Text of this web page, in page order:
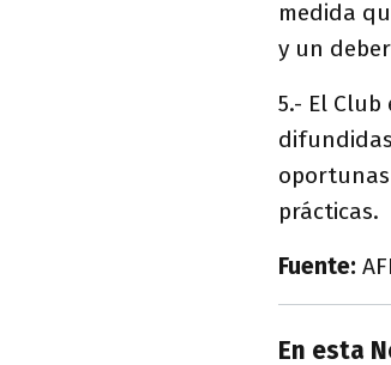
medida
y un
5.- El
prácticas.
Fuente:
En esta